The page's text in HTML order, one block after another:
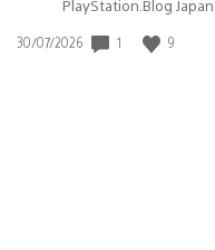
PlayStation.Blog Japan
Date
30/07/2026 1 9